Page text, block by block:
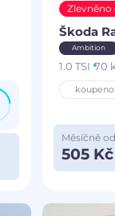
Zlevněno
Škoda
Ambition
1.0 TSI 70
Měsíčně od
505 Kč